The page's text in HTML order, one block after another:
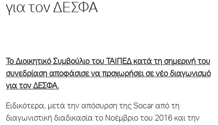
για τον ΔΕΣΦΑ
Το Διοικητικό Συμβούλιο του ΤΑΙΠΕΔ κατά τη σημερινή του
συνεδρίαση αποφάσισε να προχωρήσει σε νέο διαγωνισμό
για τον ΔΕΣΦΑ.
Ειδικότερα, μετά την απόσυρση της Socar από τη
διαγωνιστική διαδικασία το Νοέμβριο του 2016 και την